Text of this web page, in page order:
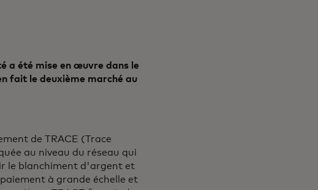
a été mise en œuvre dans le
fait le deuxième marché au
de TRACE (Trace
au niveau du réseau qui
le blanchiment d'argent et
à grande échelle et